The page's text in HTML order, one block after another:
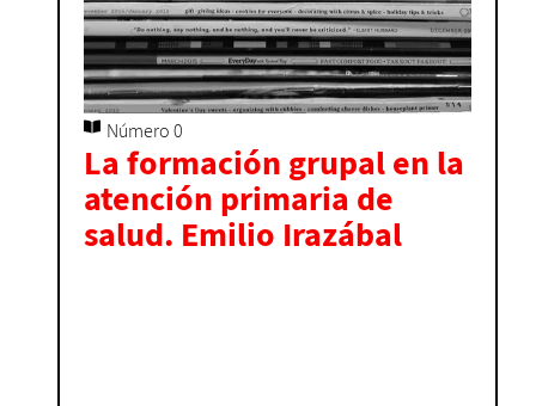
Número 0
La formación grupal en la
atención primaria de
salud. Emilio Irazábal